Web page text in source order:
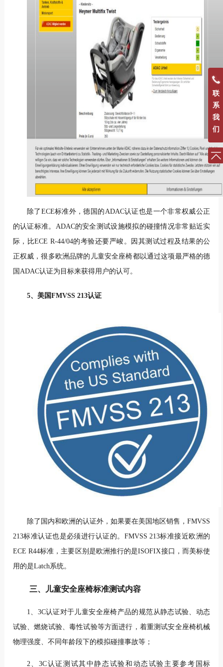
除了ECE标准外，德国的ADAC认证也是一个非常权威公正
的认证标准。ADAC的安全测试设施模拟的碰撞情况非常贴近实
际，比ECE R-44/04的考验还要严峻。因其测试过程及结果的公
正权威，很多欧洲品牌的儿童安全座椅都以通过这项最严格的德
国ADAC认证为目标来获得用户的认可。
5、美国FMVSS 213认证
除了国内和欧洲的认证外，如果要在美国地区销售，FMVSS
213标准认证也是必须进行认证的。FMVSS 213标准接近欧洲的
ECE R44标准，主要区别是欧洲推行的是ISOFIX接口，而美标使
用的是Latch系统。
三、儿童安全座椅标准测试内容
1、3C认证对于儿童安全座椅产品的规范从静态试验、动态
试验、燃烧试验、毒性试验等方面进行，着重测试安全座椅机械
物理强度、不同年龄段下的模拟碰撞事故等；
2、3C认证测试其中静态试验和动态试验主要参考国标
联
系
我
们